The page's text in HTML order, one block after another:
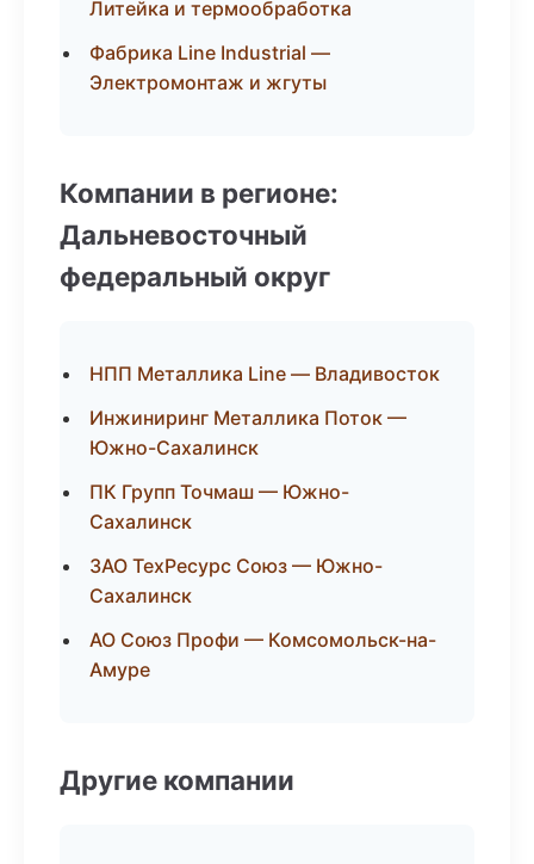
Литейка и термообработка
Фабрика Line Industrial —
Электромонтаж и жгуты
Компании в регионе:
Дальневосточный
федеральный округ
НПП Металлика Line — Владивосток
Инжиниринг Металлика Поток —
Южно-Сахалинск
ПК Групп Точмаш — Южно-
Сахалинск
ЗАО ТехРесурс Союз — Южно-
Сахалинск
АО Союз Профи — Комсомольск-на-
Амуре
Другие компании